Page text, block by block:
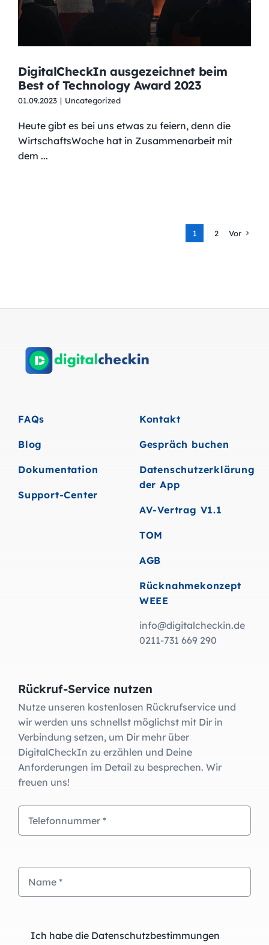
DigitalCheckIn ausgezeichnet beim
Best of Technology Award 2023
01.09.2023 | Uncategorized
Heute gibt es bei uns etwas zu feiern, denn die
WirtschaftsWoche hat in Zusammenarbeit mit
dem ...
1 2 Vor
FAQs
Blog
Dokumentation
Support-Center
Kontakt
Gespräch buchen
Datenschutzerklärung
der App
AV-Vertrag V1.1
TOM
AGB
Rücknahmekonzept
WEEE
info@digitalcheckin.de
0211-731 669 290
Rückruf-Service nutzen
Nutze unseren kostenlosen Rückrufservice und
wir werden uns schnellst möglichst mit Dir in
Verbindung setzen, um Dir mehr über
DigitalCheckIn zu erzählen und Deine
Anforderungen im Detail zu besprechen. Wir
freuen uns!
Ich habe die Datenschutzbestimmungen